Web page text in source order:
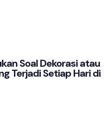
Soal Dekorasi atau
Terjadi Setiap Hari di